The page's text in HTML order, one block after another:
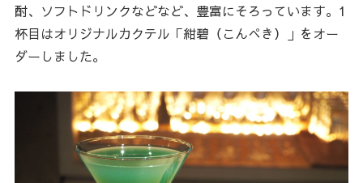
酎、ソフトドリンクなどなど、豊富にそろっています。1
杯目はオリジナルカクテル「紺碧（こんぺき）」をオー
ダーしました。